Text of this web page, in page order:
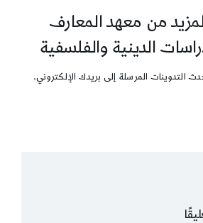
من معهد المعارف
الدينية والفلسفية
التدوينات المرسلة إلى بريدك الإلكتروني.